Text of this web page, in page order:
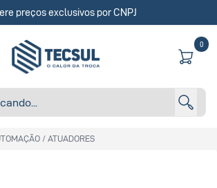
preços exclusivos por CNPJ
0
/ ATUADORES